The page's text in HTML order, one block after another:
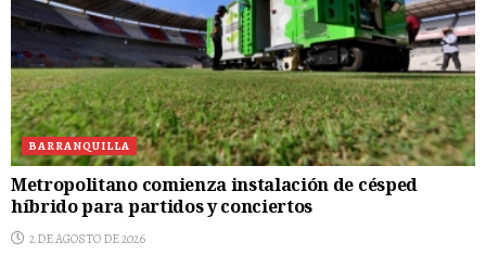
BARRANQUILLA
Metropolitano comienza instalación de césped
híbrido para partidos y conciertos
2 DE AGOSTO DE 2026